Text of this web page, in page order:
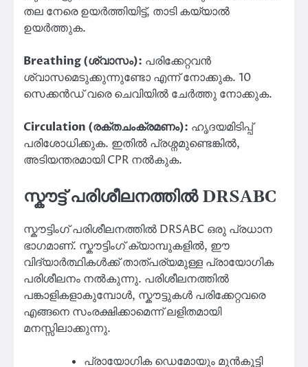
തല നേരെ ഉയർത്തിയിട്ട്, താടി കയ്യാൽ
ഉയർത്തുക.
Breathing (ശ്വാസം): പരിക്കേറ്റവൻ
ശ്വാസമെടുക്കുന്നുണ്ടോ എന്ന് നോക്കുക. 10
സെക്കൻഡ് വരെ ചെവിയിൽ ചേർത്തു നോക്കുക.
Circulation (രക്തചംക്രമണം): ഹൃദയമിടിപ്പ്
പരിശോധിക്കുക. ഇതിൽ പ്രശ്നമുണ്ടെങ്കിൽ,
അടിയന്തരമായി CPR നൽകുക.
സ്കൗട്ട്‌ പരിശീലനത്തിൽ DRSABC
സ്കൗട്ടിംഗ്‌ പരിശീലനത്തിൽ DRSABC ഒരു പ്രധാന
ഭാഗമാണ്. സ്കൗട്ടിംഗ് ക്യാമ്പുകളിൽ, ഈ
വിദ്യാർത്ഥികൾക്ക് താത്പര്യമുള്ള പ്രായോഗിക
പരിശീലനം നൽകുന്നു. പരിശീലനത്തിൽ
പങ്കാളികളാകുമ്പോൾ, സ്കൗട്ടുകൾ പരിക്കേറ്റവരെ
എങ്ങനെ സംരക്ഷിക്കാമെന്ന് ലളിതമായി
മനസ്സിലാക്കുന്നു.
പ്രായോഗിക ഡെമോയും മുൻകൂട്ടി